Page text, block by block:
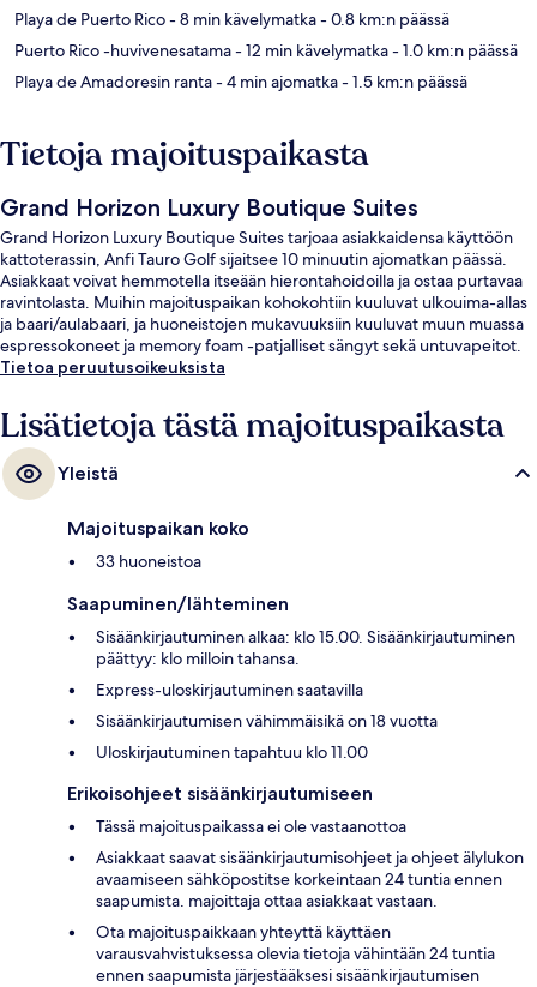
Playa de Puerto Rico- 8 min kävelymatka- 0.8 km:n päässä
Puerto Rico -huvivenesatama- 12 min kävelymatka- 1.0 km:n päässä
Playa de Amadoresin ranta- 4 min ajomatka- 1.5 km:n päässä
Tietoja majoituspaikasta
Grand Horizon Luxury Boutique Suites
Grand Horizon Luxury Boutique Suites tarjoaa asiakkaidensa käyttöön
kattoterassin, Anfi Tauro Golf sijaitsee 10 minuutin ajomatkan päässä.
Asiakkaat voivat hemmotella itseään hierontahoidoilla ja ostaa purtavaa
ravintolasta. Muihin majoituspaikan kohokohtiin kuuluvat ulkouima-allas
ja baari/aulabaari, ja huoneistojen mukavuuksiin kuuluvat muun muassa
espressokoneet ja memory foam -patjalliset sängyt sekä untuvapeitot.
Tietoa peruutusoikeuksista
Lisätietoja tästä majoituspaikasta
Yleistä
Majoituspaikan koko
33 huoneistoa
Saapuminen/lähteminen
Sisäänkirjautuminen alkaa: klo 15.00. Sisäänkirjautuminen
päättyy: klo milloin tahansa.
Express-uloskirjautuminen saatavilla
Sisäänkirjautumisen vähimmäisikä on 18 vuotta
Uloskirjautuminen tapahtuu klo 11.00
Erikoisohjeet sisäänkirjautumiseen
Tässä majoituspaikassa ei ole vastaanottoa
Asiakkaat saavat sisäänkirjautumisohjeet ja ohjeet älylukon
avaamiseen sähköpostitse korkeintaan 24 tuntia ennen
saapumista. majoittaja ottaa asiakkaat vastaan.
Ota majoituspaikkaan yhteyttä käyttäen
varausvahvistuksessa olevia tietoja vähintään 24 tuntia
ennen saapumista järjestääksesi sisäänkirjautumisen